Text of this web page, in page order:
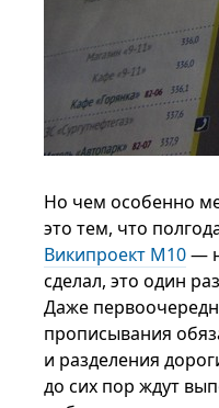
Но чем особенно
это тем, что
Википроект М10—
сделал, это один
Даже
прописывания
и разделения
до сих пор ждут